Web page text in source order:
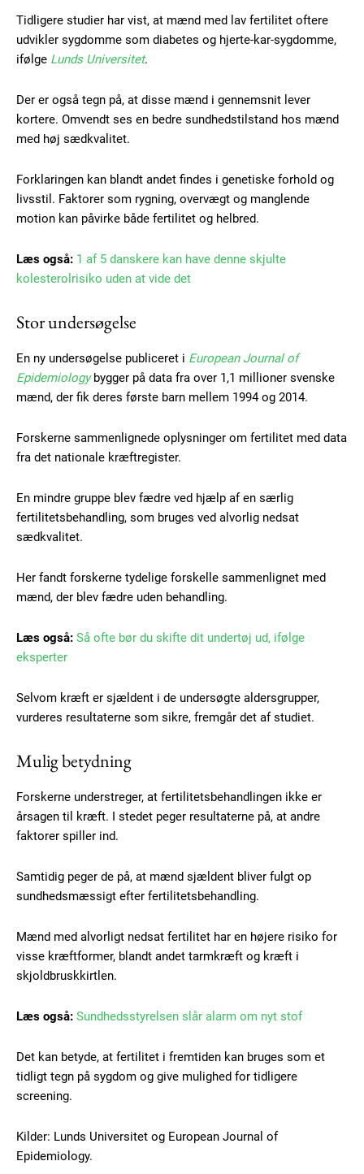
Subscription Plans
Free limited access
Gratis / forever
Etiam est nibh, lobortis sit
Ut mollis pellentesque tortor
Nullam eu erat condimentum
Donec quis est ac felis
Tidligere studier har vist, at mænd med lav fertilitet oftere
udvikler sygdomme som diabetes og hjerte-kar-sygdomme,
ifølge Lunds Universitet.
Der er også tegn på, at disse mænd i gennemsnit lever
kortere. Omvendt ses en bedre sundhedstilstand hos mænd
med høj sædkvalitet.
Forklaringen kan blandt andet findes i genetiske forhold og
livsstil. Faktorer som rygning, overvægt og manglende
motion kan påvirke både fertilitet og helbred.
Læs også: 1 af 5 danskere kan have denne skjulte
kolesterolrisiko uden at vide det
Stor undersøgelse
En ny undersøgelse publiceret i European Journal of
Epidemiologybygger på data fra over 1,1 millioner svenske
mænd, der fik deres første barn mellem 1994 og 2014.
Forskerne sammenlignede oplysninger om fertilitet med data
fra det nationale kræftregister.
En mindre gruppe blev fædre ved hjælp af en særlig
fertilitetsbehandling, som bruges ved alvorlig nedsat
sædkvalitet.
Her fandt forskerne tydelige forskelle sammenlignet med
mænd, der blev fædre uden behandling.
Læs også: Så ofte bør du skifte dit undertøj ud, ifølge
eksperter
Selvom kræft er sjældent i de undersøgte aldersgrupper,
vurderes resultaterne som sikre, fremgår det af studiet.
Mulig betydning
Forskerne understreger, at fertilitetsbehandlingen ikke er
årsagen til kræft. I stedet peger resultaterne på, at andre
faktorer spiller ind.
Samtidig peger de på, at mænd sjældent bliver fulgt op
sundhedsmæssigt efter fertilitetsbehandling.
Mænd med alvorligt nedsat fertilitet har en højere risiko for
visse kræftformer, blandt andet tarmkræft og kræft i
skjoldbruskkirtlen.
Læs også: Sundhedsstyrelsen slår alarm om nyt stof
Det kan betyde, at fertilitet i fremtiden kan bruges som et
tidligt tegn på sygdom og give mulighed for tidligere
screening.
Kilder: Lunds Universitet og European Journal of
Epidemiology.